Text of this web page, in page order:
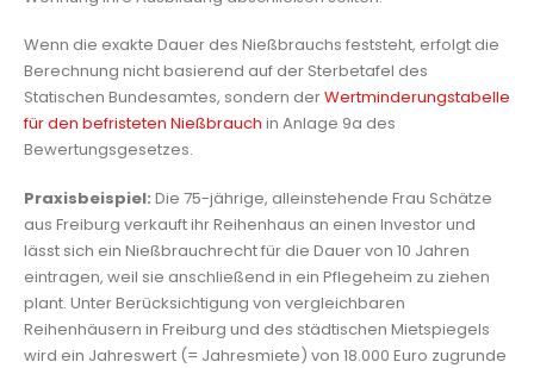
Wenn die exakte Dauer des Nießbrauchs feststeht, erfolgt die
Berechnung nicht basierend auf der Sterbetafel des
Statischen Bundesamtes, sondern derWertminderungstabelle
für den befristeten Nießbrauch in Anlage 9a des
Bewertungsgesetzes.
Praxisbeispiel: Die 75-jährige, alleinstehende Frau Schätze
aus Freiburg verkauft ihr Reihenhaus an einen Investor und
lässt sich ein Nießbrauchrecht für die Dauer von 10 Jahren
eintragen, weil sie anschließend in ein Pflegeheim zu ziehen
plant. Unter Berücksichtigung von vergleichbaren
Reihenhäusern in Freiburg und des städtischen Mietspiegels
wird ein Jahreswert (= Jahresmiete) von 18.000 Euro zugrunde